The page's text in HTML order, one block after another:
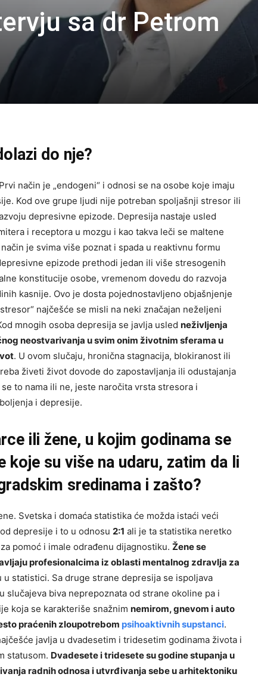
sa dr Petrom
do nje?
način je „endogeni“ i odnosi se na osobe koje imaju
Kod ove grupe ljudi nije potreban spoljašnji stresor ili
depresivne epizode. Depresija nastaje usled
i receptora u mozgu i kao takva leči se maltene
je svima više poznat i spada u reaktivnu formu
epizode prethodi jedan ili više stresogenih
konstitucije osobe, vremenom dovedu do razvoja
kasnije. Ovo je dosta pojednostavljeno objašnjenje
najčešće se misli na neki značajan neželjeni
mnogih osoba depresija se javlja usled neživljenja
neostvarivanja u svim onim životnim sferama u
. U ovom slučaju, hronična stagnacija, blokiranost ili
živeti život dovode do zapostavljanja ili odustajanja
to nama ili ne, jeste naročita vrsta stresora i
i depresije.
ili žene, u kojim godinama se
su više na udaru, zatim da li
sredinama i zašto?
Svetska i domaća statistika će možda istaći veći
depresije i to u odnosu 2:1 ali je ta statistika neretko
pomoć i imale odrađenu dijagnostiku. Žene se
profesionalcima iz oblasti mentalnog zdravlja za
statistici. Sa druge strane depresija se ispoljava
slučajeva biva neprepoznata od strane okoline pa i
koja se karakteriše snažnim nemirom, gnevom i auto
praćenih zloupotrebom psihoaktivnih supstanci.
javlja u dvadesetim i tridesetim godinama života i
statusom. Dvadesete i tridesete su godine stupanja u
radnih odnosa i utvrđivanja sebe u arhitektoniku